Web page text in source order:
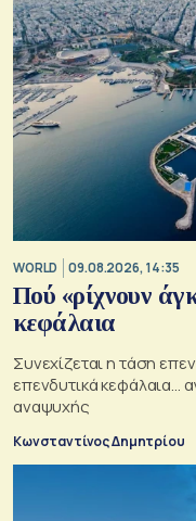
WORLD 09.08.2026, 14:35
Πού «ρίχνουν
κεφάλαια
Συνεχίζεται η τάση
επενδυτικά κεφάλαια…
αναψυχής
Κωνσταντίνος Δημητρίου